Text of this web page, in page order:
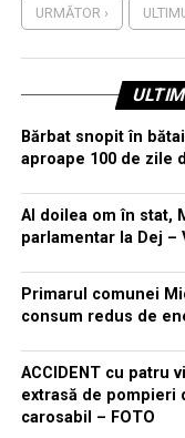
URMĂTOR ›
Bărbat snopit în
aproape 100 de zile
Al doilea om în stat,
parlamentar la Dej –
Primarul comunei
consum redus de
ACCIDENT cu patru
extrasă de pompieri
carosabil – FOTO